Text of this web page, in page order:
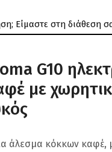
Είμαστε στη διάθεση
G10
με
άλεσμα κόκκων καφέ,